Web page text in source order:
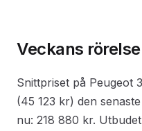
Veckans rörelse
Snittpriset på Peugeot
(45 123 kr) den
nu: 218 880 kr.